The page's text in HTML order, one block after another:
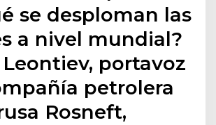
se desploman las
a nivel mundial?
portavoz
petrolera
Rosneft,